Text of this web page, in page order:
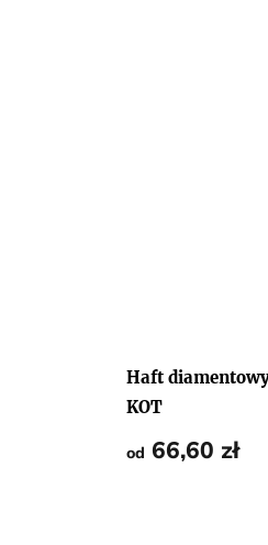
Haft
KOT
od 66,60 zł